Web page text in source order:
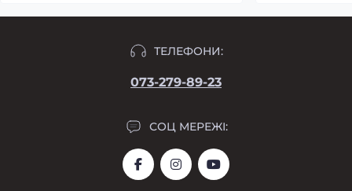
ТЕЛЕФОНИ:
073-279-89-23
СОЦ МЕРЕЖІ: